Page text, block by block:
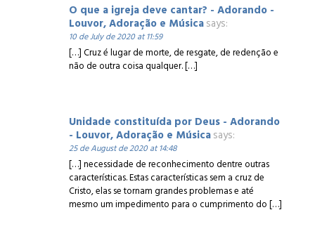
O que a igreja deve cantar? - Adorando -
Louvor, Adoração e Músicasays:
10 de July de 2020 at 11:59
[…] Cruz é lugar de morte, de resgate, de redenção e
não de outra coisa qualquer. […]
Unidade constituída por Deus - Adorando
- Louvor, Adoração e Músicasays:
25 de August de 2020 at 14:48
[…] necessidade de reconhecimento dentre outras
características. Estas características sem a cruz de
Cristo, elas se tornam grandes problemas e até
mesmo um impedimento para o cumprimento do […]